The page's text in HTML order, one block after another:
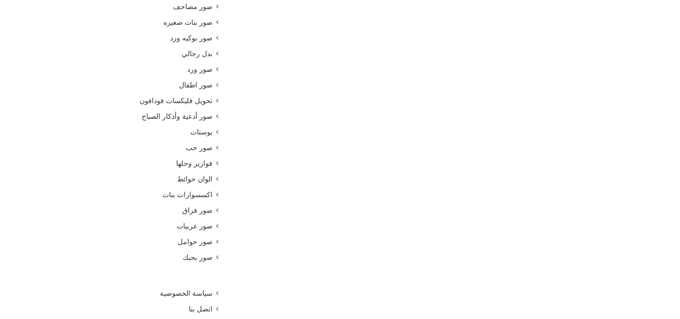
صور مصاحف
صور بنات صغيره
صور بوكيه ورد
بدل رجالي
صور ورد
صور اطفال
تحويل فليكسات فودافون
صور أدعية وأذكار الصباح
بوستات
صور حب
فوازير وحلها
الوان حوائط
اكسسوارات بنات
صور فراق
صور عربيات
صور حوامل
صور بحبك
سياسة الخصوصية
اتصل بنا